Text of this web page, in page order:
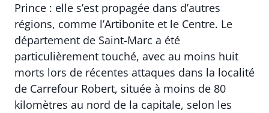
Prince : elle s’est propagée dans d’autres
régions, comme l’Artibonite et le Centre. Le
département de Saint-Marc a été
particulièrement touché, avec au moins huit
morts lors de récentes attaques dans la localité
de Carrefour Robert, située à moins de 80
kilomètres au nord de la capitale, selon les